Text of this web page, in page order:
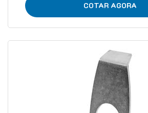
COTAR AGORA